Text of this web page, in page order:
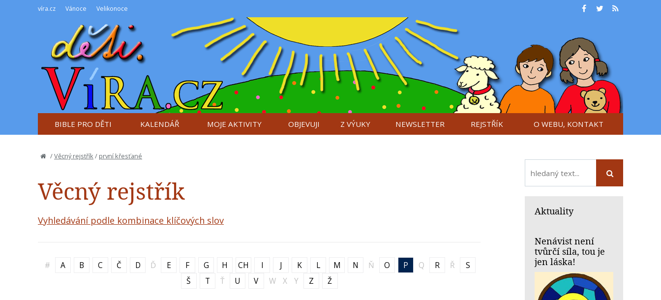
víra.cz Vánoce Velikonoce
BIBLE PRO DĚTI KALENDÁŘ MOJE AKTIVITY OBJEVUJI Z VÝUKY NEWSLETTER REJSTŘÍK O WEBU, KONTAKT
/Věcný rejstřík / první křesťané
Věcný rejstřík
Vyhledávání podle kombinace klíčových slov
# A B C Č D Ď E F G H CH I J K L M N Ň O P Q R Ř
S
Š
T Ť U V W X Y Z Ž
Aktuality
Nenávist není
tvůrčí síla, tou je
jen láska!